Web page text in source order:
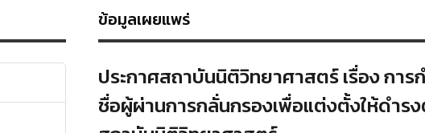
ข้อมูลเผยแพร่
ประกาศสถาบันนิติวิทยาศาสตร์ เรื่อง กา
ชื่อผู้ผ่านการกลั่นกรองเพื่อแต่งตั้งให้ดำร